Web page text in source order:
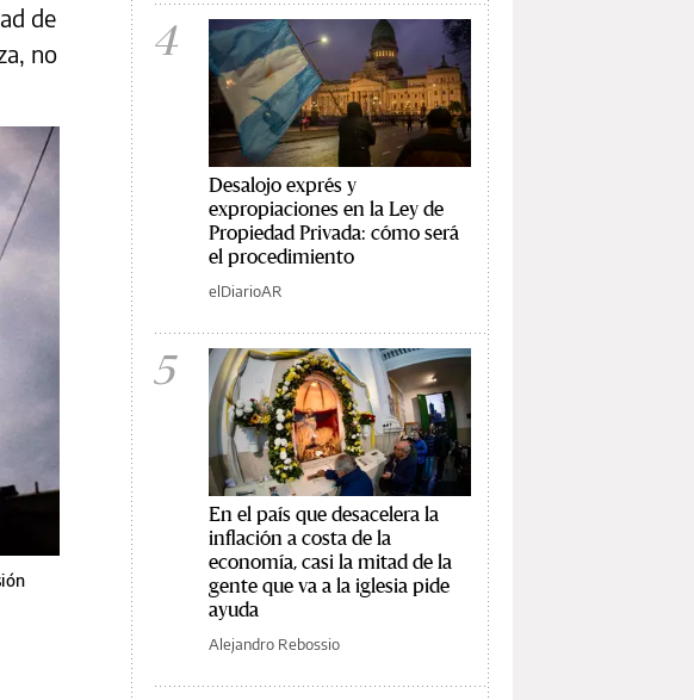
de
no
4
Desalojo exprés y
expropiaciones en la Ley de
Propiedad Privada: cómo será
el procedimiento
elDiarioAR
5
En el país que desacelera la
inflación a costa de la
economía, casi la mitad de la
gente que va a la iglesia pide
ayuda
Alejandro Rebossio